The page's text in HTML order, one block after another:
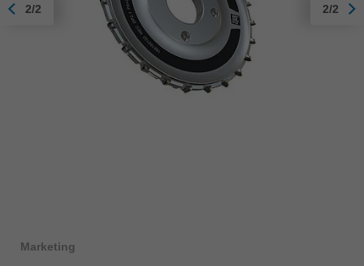
2/2 2/2
Marketing